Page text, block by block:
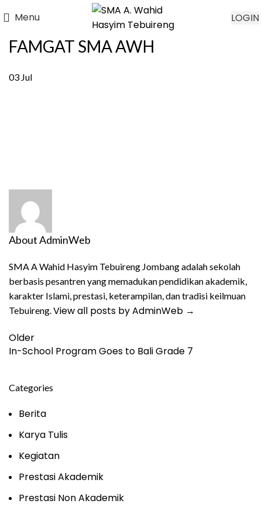
Menu LOGIN
FAMGAT SMA AWH
03 Jul
About AdminWeb
SMA A Wahid Hasyim Tebuireng Jombang adalah sekolah
berbasis pesantren yang memadukan pendidikan akademik,
karakter Islami, prestasi, keterampilan, dan tradisi keilmuan
Tebuireng.View all posts by AdminWeb →
Older
In-School Program Goes to Bali Grade 7
Categories
Berita
Karya Tulis
Kegiatan
Prestasi Akademik
Prestasi Non Akademik